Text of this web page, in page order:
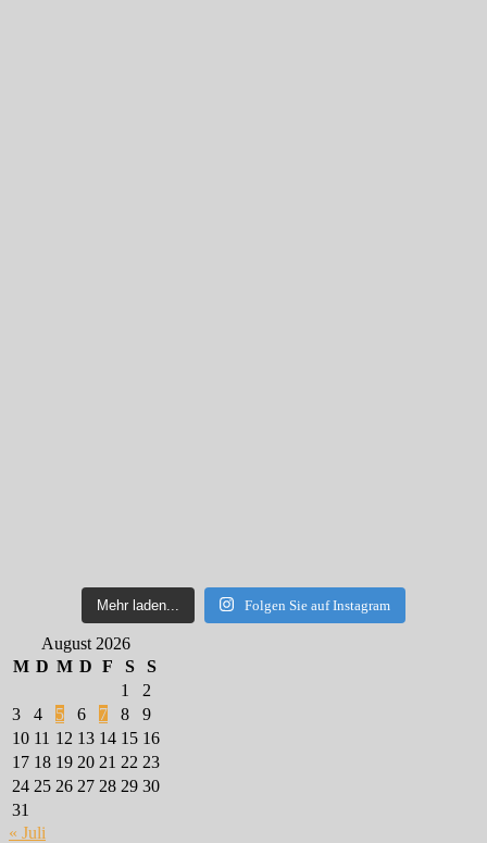
Mehr laden... Folgen Sie auf Instagram
August 2026
M D M D F S
S
1
2
3
4 5 6 7 8
9
10 11 12 13 14 15 16
17 18 19 20 21 22 23
24 25 26 27 28 29 30
31
« Juli